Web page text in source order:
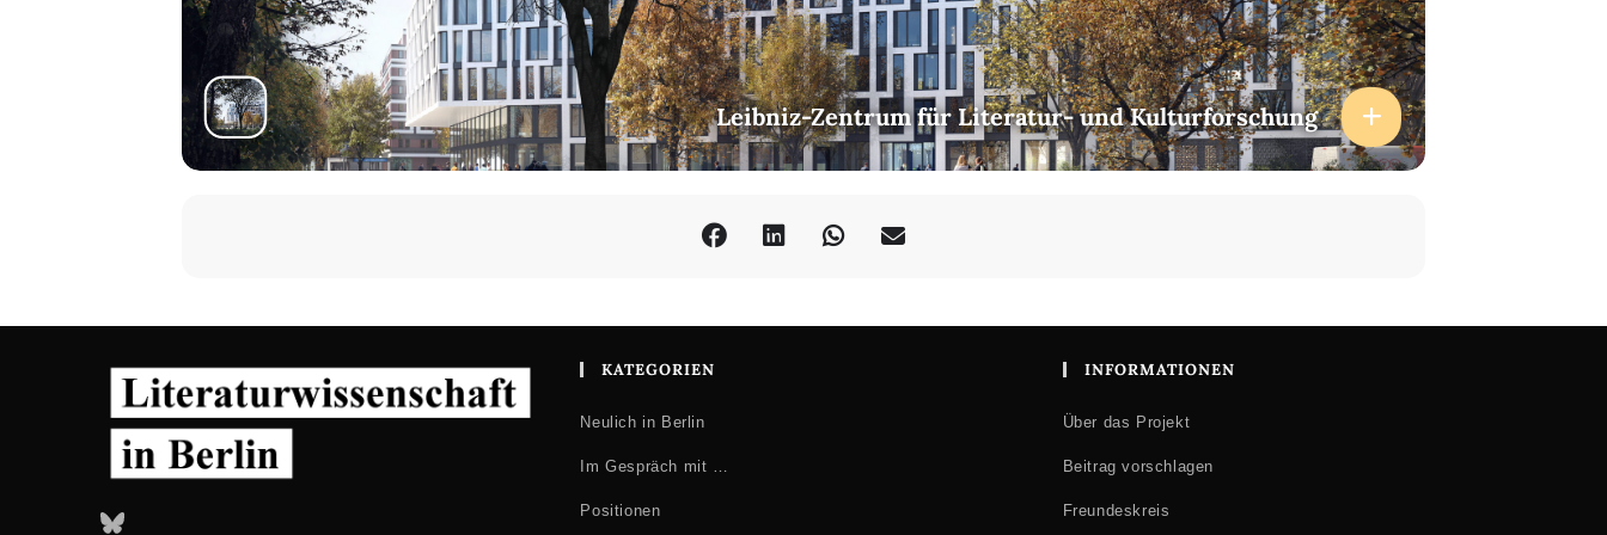
18.00–20.00
Freie Universität, Institut für Philosophie, Habelschwerdter Allee 30, 14195 Berlin
Abendveranstaltung
18.00
Lesung und Debatte: Denken im Krieg: ein Panorama
der Truppe 31
9.00–18.00
Leibniz-Zentrum für Literatur- und Kulturforschung, Pariser Str. 1, 10719 Berlin
Workshop
9.00
Leibniz-Zentrum für Literatur- und Kulturforschung
Bluesky
KATEGORIEN
Neulich in Berlin
Im Gespräch mit …
Positionen
INFORMATIONEN
Über das Projekt
Beitrag vorschlagen
Freundeskreis